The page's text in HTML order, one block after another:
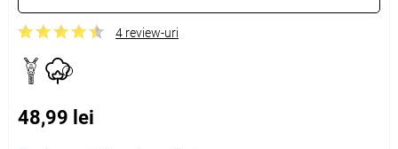
4 review-uri
48,99 lei